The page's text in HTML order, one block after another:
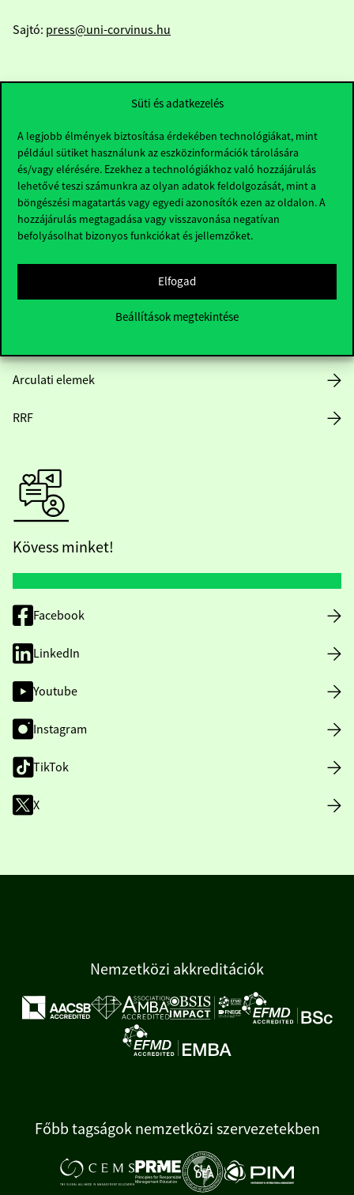
Süti és adatkezelés
A legjobb élmények biztosítása érdekében technológiákat, mint
például sütiket használunk az eszközinformációk tárolására
és/vagy elérésére. Ezekhez a technológiákhoz való hozzájárulás
lehetővé teszi számunkra az olyan adatok feldolgozását, mint a
böngészési magatartás vagy egyedi azonosítók ezen az oldalon. A
hozzájárulás megtagadása vagy visszavonása negatívan
befolyásolhat bizonyos funkciókat és jellemzőket.
Elfogad
Beállítások megtekintése
Sajtó: press@uni-corvinus.hu
Hasznos linkek
Nyitvatartás
Házirend
Közérdekű adatok
Arculati elemek
RRF
Kövess minket!
Facebook
LinkedIn
Youtube
Instagram
TikTok
X
Nemzetközi akkreditációk
Főbb tagságok nemzetközi szervezetekben